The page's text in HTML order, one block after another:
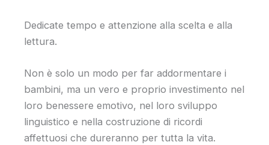
Dedicate tempo e attenzione alla scelta e alla
lettura.
Non è solo un modo per far addormentare i
bambini, ma un vero e proprio investimento nel
loro benessere emotivo, nel loro sviluppo
linguistico e nella costruzione di ricordi
affettuosi che dureranno per tutta la vita.